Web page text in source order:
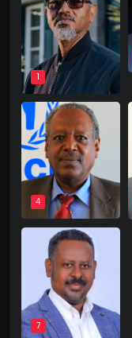
1
4
7